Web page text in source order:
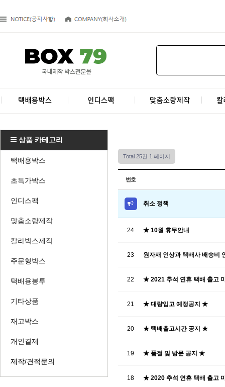
상품 카테고리
택배용박스
초특가박스
인디스팩
맞춤소량제작
칼라박스제작
주문형박스
택배용봉투
기타상품
재고박스
개인결제
제작/견적문의
Total 25건 1 페이지
번호
취소 정책
24 ★ 10월 휴무안내
23 원자재 인상과 택배사 배송비
22 ★ 2021 추석 연휴 택배 출고
21 ★ 대량입고 예정공지 ★
20 ★ 택배출고시간 공지 ★
19 ★ 품절 및 방문 공지 ★
18 ★ 2020 추석 연휴 택배 출고